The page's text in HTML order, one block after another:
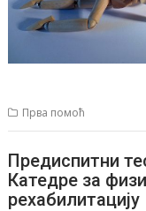
Прва помоћ
Предиспитни
Катедре за
рехабилитацију